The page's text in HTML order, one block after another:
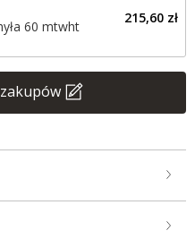
60 mtwht
215,60 zł